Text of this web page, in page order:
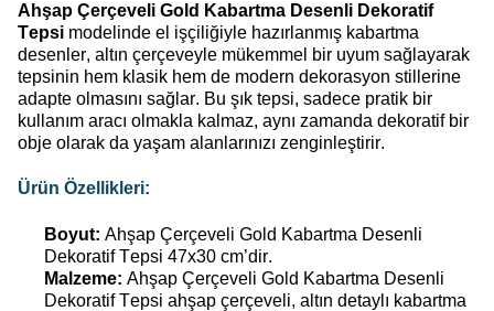
Ahşap Çerçeveli Gold Kabartma Desenli Dekoratif
Tepsi modelinde el işçiliğiyle hazırlanmış kabartma
desenler, altın çerçeveyle mükemmel bir uyum sağlayarak
tepsinin hem klasik hem de modern dekorasyon stillerine
adapte olmasını sağlar. Bu şık tepsi, sadece pratik bir
kullanım aracı olmakla kalmaz, aynı zamanda dekoratif bir
obje olarak da yaşam alanlarınızı zenginleştirir.
Ürün Özellikleri:
Boyut: Ahşap Çerçeveli Gold Kabartma Desenli
Dekoratif Tepsi 47x30 cm’dir.
Malzeme: Ahşap Çerçeveli Gold Kabartma Desenli
Dekoratif Tepsi ahşap çerçeveli, altın detaylı kabartma